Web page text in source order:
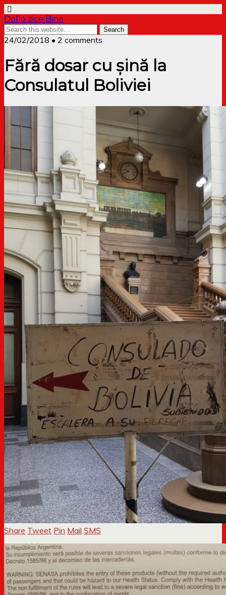
Dollo zice Bine
24/02/2018 • 2 comments
Fără dosar cu șină la
Consulatul Boliviei
Share Tweet Pin Mail SMS